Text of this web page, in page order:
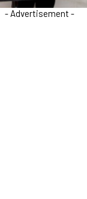
- Advertisement -